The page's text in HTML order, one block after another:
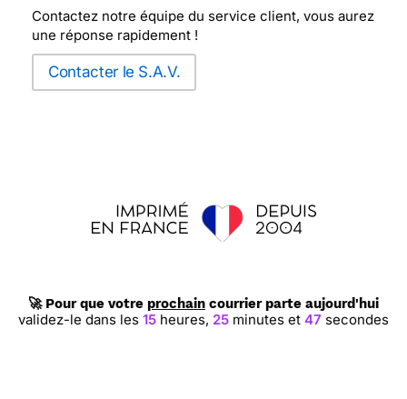
Contactez notre équipe du service client, vous aurez
une réponse rapidement !
Contacter le S.A.V.
🚀 Pour que votre prochain courrier parte aujourd'hui
validez-le dans les 15 heures, 25 minutes et 47 secondes